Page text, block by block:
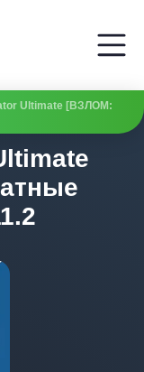
Ultimate [ВЗЛОМ: